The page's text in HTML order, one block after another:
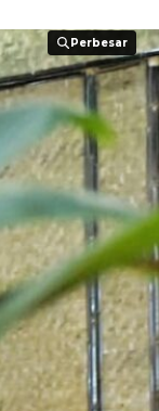
Perbesar
Perbesar